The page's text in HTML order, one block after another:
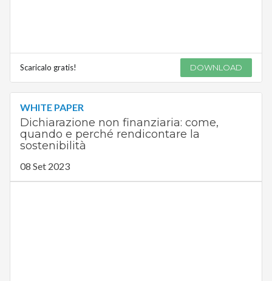
Scaricalo gratis! DOWNLOAD
WHITE PAPER
Dichiarazione non finanziaria: come,
quando e perché rendicontare la
sostenibilità
08 Set 2023